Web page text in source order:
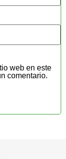
web en este
comentario.